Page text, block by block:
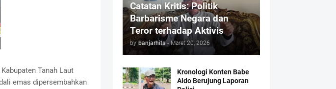
Tanah Laut
emas dipersembahkan
Catatan Kritis: Politik
Barbarisme Negara dan
Teror terhadap Aktivis
by banjarhits - Maret 20, 2026
Kronologi Konten Babe
Aldo Berujung Laporan